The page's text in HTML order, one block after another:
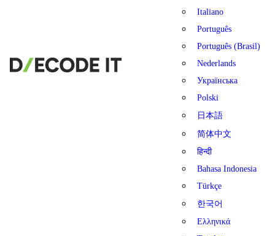
Italiano
Português
Português (Brasil)
Nederlands
Українська
Polski
日本語
简体中文
हिन्दी
Bahasa Indonesia
Türkçe
한국어
Ελληνικά